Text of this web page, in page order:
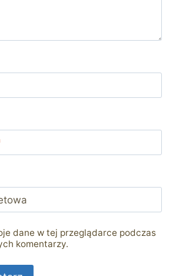
dane w tej przeglądarce podczas
komentarzy.